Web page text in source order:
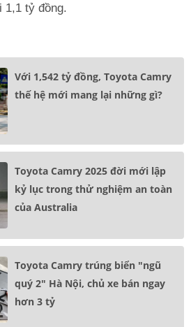
1,1 tỷ đồng.
Với 1,542 tỷ đồng, Toyota Camry
thế hệ mới mang lại những gì?
Toyota Camry 2025 đời mới lập
kỷ lục trong thử nghiệm an toàn
của Australia
Toyota Camry trúng biển "ngũ
quý 2" Hà Nội, chủ xe bán ngay
hơn 3 tỷ